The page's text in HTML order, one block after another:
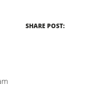
SHARE POST: